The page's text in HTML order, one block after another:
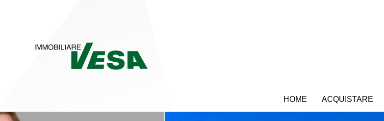
HOME ACQUISTARE